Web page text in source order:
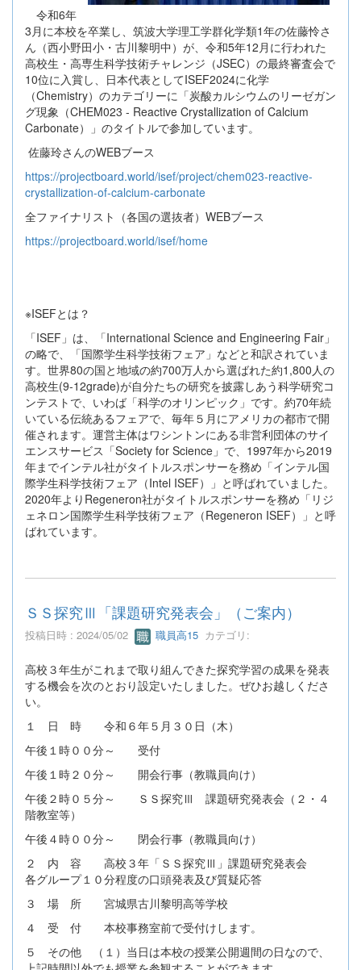
令和6年
3月に本校を卒業し、筑波大学理工学群化学類1年の佐藤怜さ
ん（西小野田小・古川黎明中）が、令和5年12月に行われた
高校生・高専生科学技術チャレンジ（JSEC）の最終審査会で
10位に入賞し、日本代表としてISEF2024に化学
（Chemistry）のカテゴリーに「炭酸カルシウムのリーゼガン
グ現象（CHEM023 - Reactive Crystallization of Calcium
Carbonate）」のタイトルで参加しています。
佐藤玲さんのWEBブース
https://projectboard.world/isef/project/chem023-reactive-
crystallization-of-calcium-carbonate
全ファイナリスト（各国の選抜者）WEBブース
https://projectboard.world/isef/home
※ISEFとは？
「ISEF」は、「International Science and Engineering Fair」
の略で、「国際学生科学技術フェア」などと和訳されていま
す。世界80の国と地域の約700万人から選ばれた約1,800人の
高校生(9-12grade)が自分たちの研究を披露しあう科学研究コ
ンテストで、いわば「科学のオリンピック」です。約70年続
いている伝統あるフェアで、毎年５月にアメリカの都市で開
催されます。運営主体はワシントンにある非営利団体のサイ
エンスサービス「Society for Science」で、1997年から2019
年までインテル社がタイトルスポンサーを務め「インテル国
際学生科学技術フェア（Intel ISEF）」と呼ばれていました。
2020年よりRegeneron社がタイトルスポンサーを務め「リジ
ェネロン国際学生科学技術フェア（Regeneron ISEF）」と呼
ばれています。
ＳＳ探究Ⅲ「課題研究発表会」（ご案内）
投稿日時 : 2024/05/02 職員高15 カテゴリ:
高校３年生がこれまで取り組んできた探究学習の成果を発表
する機会を次のとおり設定いたしました。ぜひお越しくださ
い。
１ 日 時 令和６年５月３０日（木）
午後１時００分～ 受付
午後１時２０分～ 開会行事（教職員向け）
午後２時０５分～ ＳＳ探究Ⅲ 課題研究発表会（２・４
階教室等）
午後４時００分～ 閉会行事（教職員向け）
２ 内 容 高校３年「ＳＳ探究Ⅲ」課題研究発表会
各グループ１０分程度の口頭発表及び質疑応答
３ 場 所 宮城県古川黎明高等学校
４ 受 付 本校事務室前で受付けします。
５ その他 （１）当日は本校の授業公開週間の日なので、